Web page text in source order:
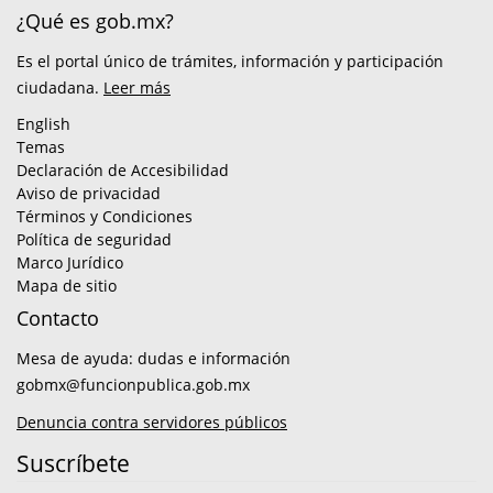
¿Qué es gob.mx?
Es el portal único de trámites, información y participación
ciudadana. Leer más
English
Temas
Declaración de Accesibilidad
Aviso de privacidad
Términos y Condiciones
Política de seguridad
Marco Jurídico
Mapa de sitio
Contacto
Mesa de ayuda: dudas e información
gobmx@funcionpublica.gob.mx
Denuncia contra servidores públicos
Suscríbete